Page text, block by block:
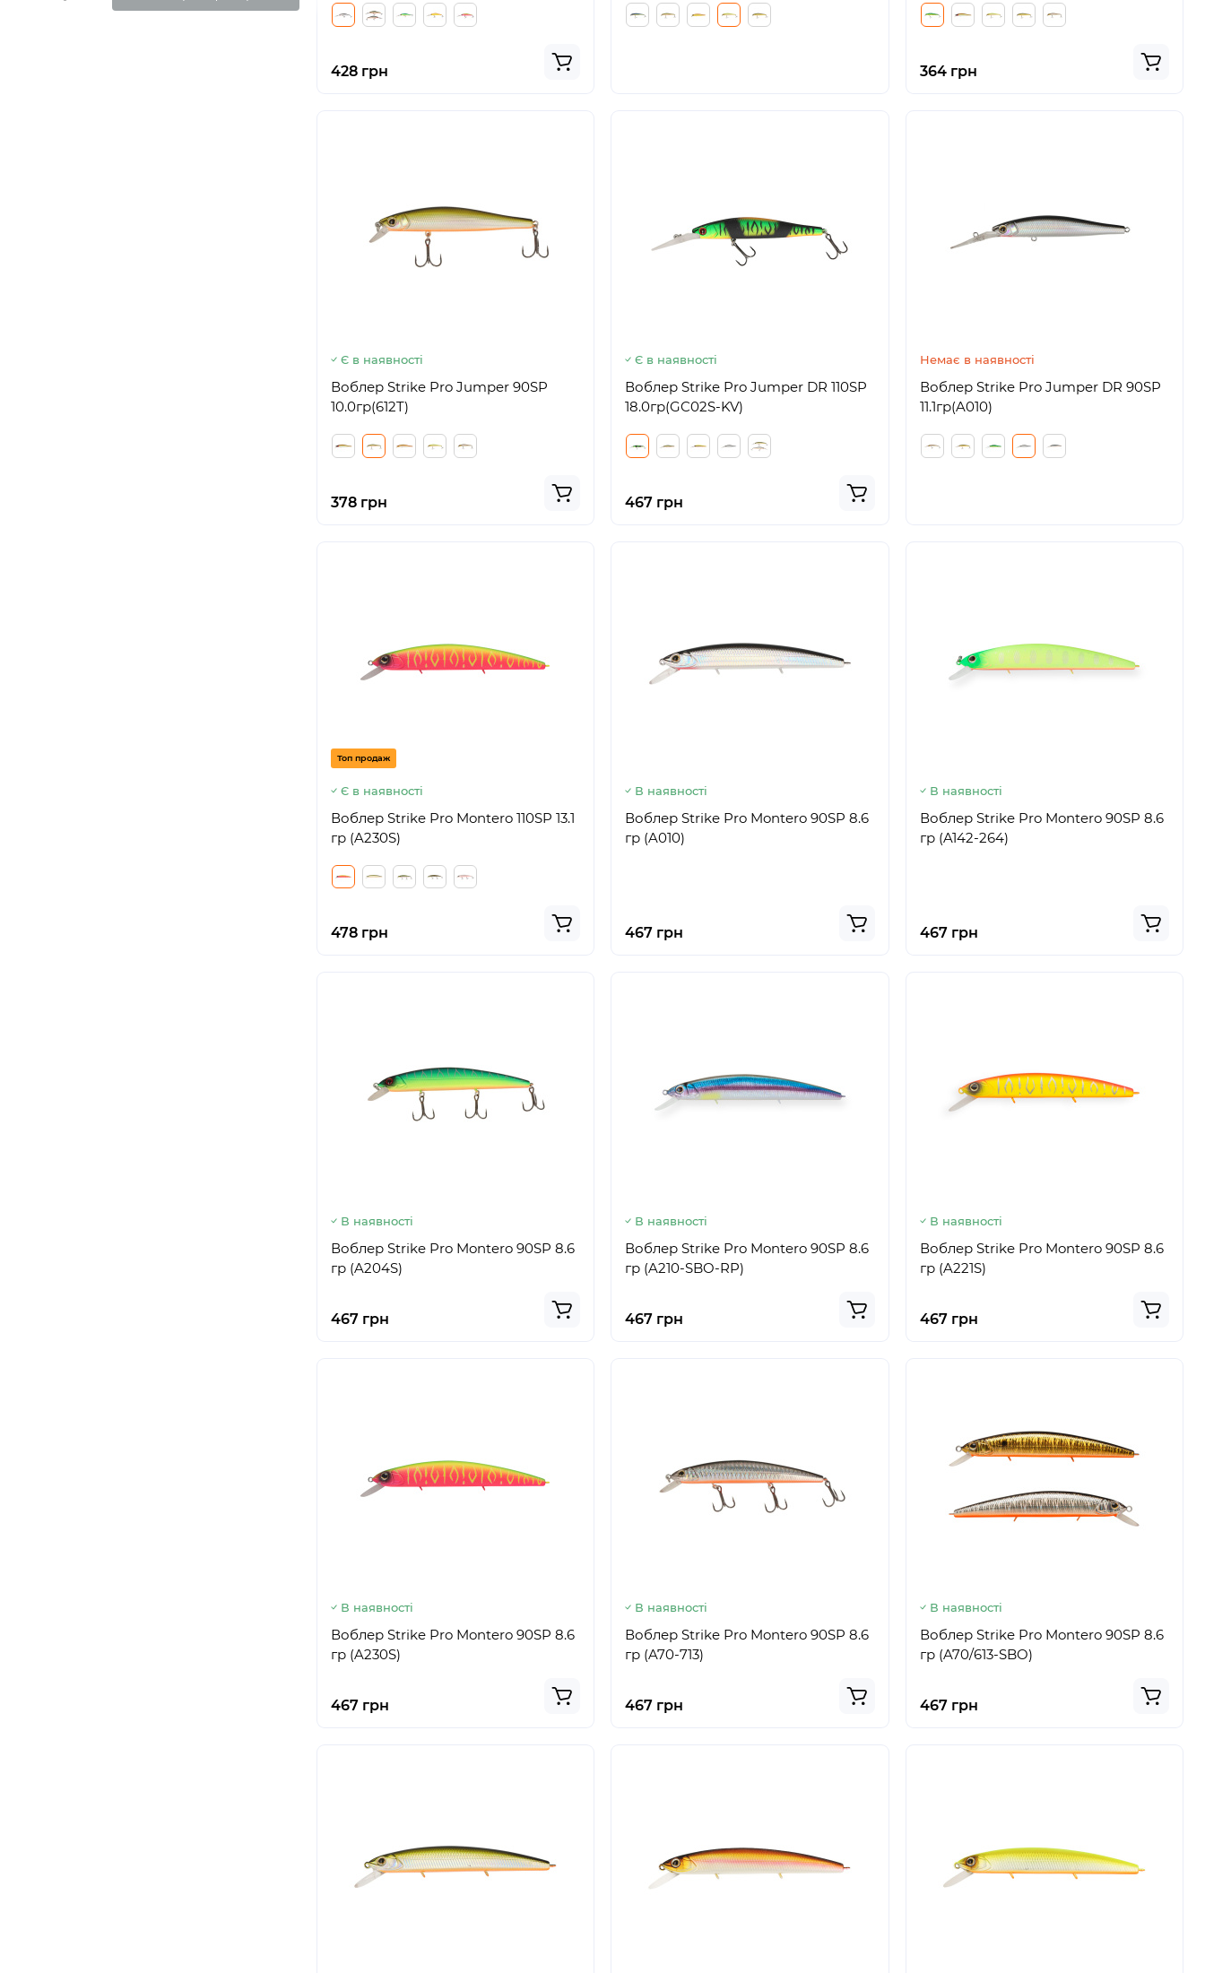
428 грн 364 грн
Є в наявності
Воблер Strike Pro Jumper 90SP
10.0гр(612T)
378 грн
Є в наявності
Воблер Strike Pro Jumper DR 110SP
18.0гр(GC02S-KV)
467 грн
Немає в наявності
Воблер Strike Pro Jumper DR 90SP
11.1гр(A010)
Топ продаж
Є в наявності
Воблер Strike Pro Montero 110SP 13.1
гр (A230S)
478 грн
В наявності
Воблер Strike Pro Montero 90SP 8.6
гр (A010)
467 грн
В наявності
Воблер Strike Pro Montero 90SP 8.6
гр (A142-264)
467 грн
В наявності
Воблер Strike Pro Montero 90SP 8.6
гр (A204S)
467 грн
В наявності
Воблер Strike Pro Montero 90SP 8.6
гр (A210-SBO-RP)
467 грн
В наявності
Воблер Strike Pro Montero 90SP 8.6
гр (A221S)
467 грн
В наявності
Воблер Strike Pro Montero 90SP 8.6
гр (A230S)
467 грн
В наявності
Воблер Strike Pro Montero 90SP 8.6
гр (A70-713)
467 грн
В наявності
Воблер Strike Pro Montero 90SP 8.6
гр (A70/613-SBO)
467 грн